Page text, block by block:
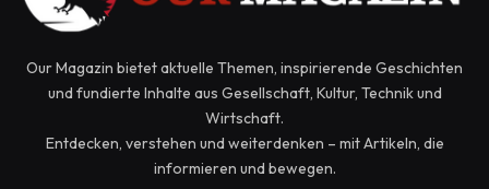
Our Magazin bietet aktuelle Themen, inspirierende Geschichten
und fundierte Inhalte aus Gesellschaft, Kultur, Technik und
Wirtschaft.
Entdecken, verstehen und weiterdenken – mit Artikeln, die
informieren und bewegen.